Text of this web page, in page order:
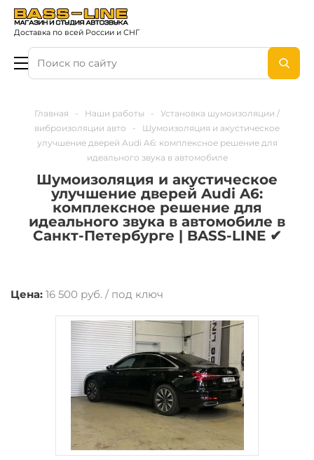
Доставка по всей России и СНГ
Главная - Наши работы -
Установка шумоизоляции /
виброизоляции авто
-
Шумоизоляция и акустическое
улучшение дверей Audi A6: комплексное решение для
идеального звука в автомобиле
Шумоизоляция и акустическое
улучшение дверей Audi A6:
комплексное решение для
идеального звука в автомобиле в
Санкт-Петербурге | BASS-LINE ✔
Цена: 16 500 руб. / под ключ